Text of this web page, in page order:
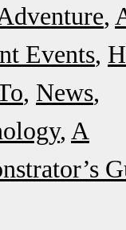
Events
News
A